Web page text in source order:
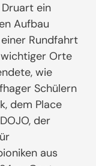
ein
Aufbau
Rundfahrt
Orte
wie
Schülern
dem Place
der
aus